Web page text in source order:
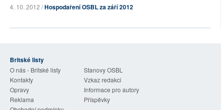
4. 10. 2012 /Hospodaření OSBL za září 2012
Britské listy
O nás - Britské listy
Stanovy OSBL
Kontakty
Vzkaz redakci
Opravy
Informace pro autory
Reklama
Příspěvky